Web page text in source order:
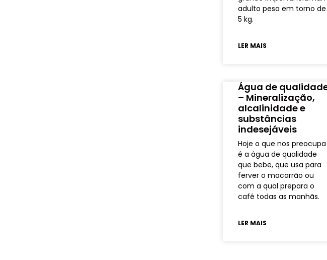
adulto pesa em torno de
5 kg.
LER MAIS
Água de
– Mineralização,
alcalinidade e
substâncias
indesejáveis
Hoje o que nos preocupa
é a água de qualidade
que bebe, que usa para
ferver o macarrão ou
com a qual prepara o
café todas as manhãs.
LER MAIS